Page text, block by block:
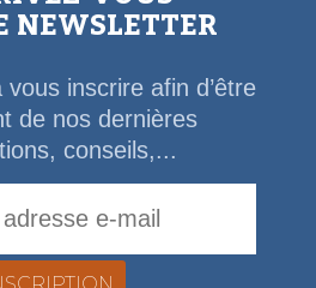
NEWSLETTER
vous inscrire afin d’être
de nos dernières
conseils,...